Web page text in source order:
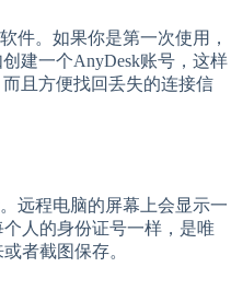
件。如果你是第一次使用，
建一个AnyDesk账号，这样
且方便找回丢失的连接信
远程电脑的屏幕上会显示一
人的身份证号一样，是唯
者截图保存。